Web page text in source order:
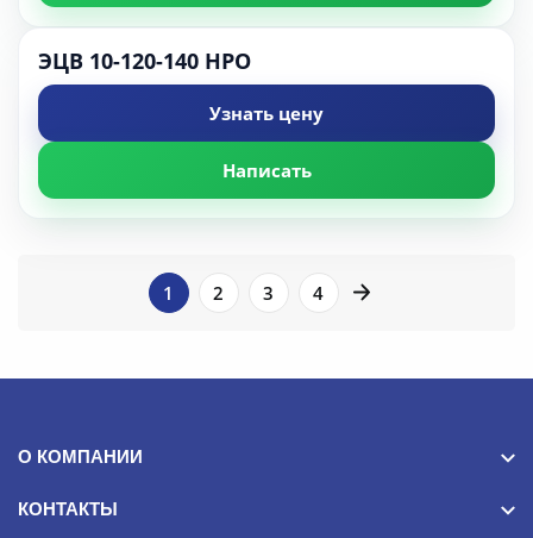
ЭЦВ 10-120-140 НРО
Узнать цену
Написать
1 2 3 4
О КОМПАНИИ
КОНТАКТЫ